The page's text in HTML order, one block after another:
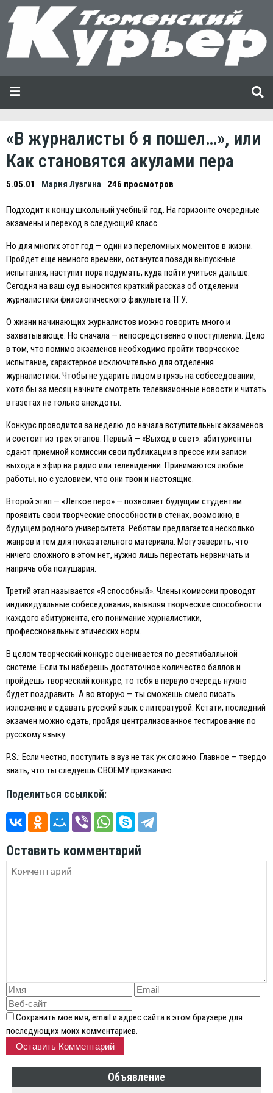
«В журналисты б я пошел…», или
Как становятся акулами пера
5.05.01 Мария Лузгина 246 просмотров
Подходит к концу школьный учебный год. На горизонте очередные
экзамены и переход в следующий класс.
Но для многих этот год — один из переломных моментов в жизни.
Пройдет еще немного времени, останутся позади выпускные
испытания, наступит пора подумать, куда пойти учиться дальше.
Сегодня на ваш суд выносится краткий рассказ об отделении
журналистики филологического факультета ТГУ.
О жизни начинающих журналистов можно говорить много и
захватывающе. Но сначала — непосредственно о поступлении. Дело
в том, что помимо экзаменов необходимо пройти творческое
испытание, характерное исключительно для отделения
журналистики. Чтобы не ударить лицом в грязь на собеседовании,
хотя бы за месяц начните смотреть телевизионные новости и читать
в газетах не только анекдоты.
Конкурс проводится за неделю до начала вступительных экзаменов
и состоит из трех этапов. Первый — «Выход в свет»: абитуриенты
сдают приемной комиссии свои публикации в прессе или записи
выхода в эфир на радио или телевидении. Принимаются любые
работы, но с условием, что они твои и настоящие.
Второй этап — «Легкое перо» — позволяет будущим студентам
проявить свои творческие способности в стенах, возможно, в
будущем родного университета. Ребятам предлагается несколько
жанров и тем для показательного материала. Могу заверить, что
ничего сложного в этом нет, нужно лишь перестать нервничать и
напрячь оба полушария.
Третий этап называется «Я способный». Члены комиссии проводят
индивидуальные собеседования, выявляя творческие способности
каждого абитуриента, его понимание журналистики,
профессиональных этических норм.
В целом творческий конкурс оценивается по десятибалльной
системе. Eсли ты наберешь достаточное количество баллов и
пройдешь творческий конкурс, то тебя в первую очередь нужно
будет поздравить. А во вторую — ты сможешь смело писать
изложение и сдавать русский язык с литературой. Кстати, последний
экзамен можно сдать, пройдя централизованное тестирование по
русскому языку.
P.S.: Eсли честно, поступить в вуз не так уж сложно. Главное — твердо
знать, что ты следуешь СВОEМУ призванию.
Поделиться ссылкой:
Оставить комментарий
Сохранить моё имя, email и адрес сайта в этом браузере для
последующих моих комментариев.
Объявление